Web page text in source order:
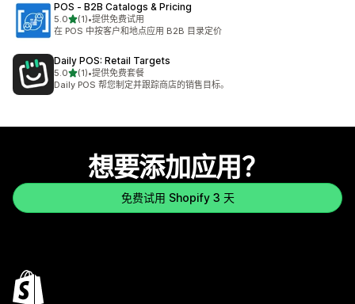
POS ‑ B2B Catalogs & Pricing
5.0星（满分 5 星）
(1)
总共 1 条评论
•提供免费试用
在 POS 中按客户和地点应用 B2B 目录定价
Daily POS: Retail Targets
5.0星（满分 5 星）
(1)
总共 1 条评论
•提供免费套餐
Daily POS 帮您制定并跟踪商店的销售目标。
想要添加应用？
免费试用 Shopify 3 天